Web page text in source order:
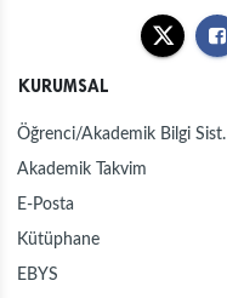
KURUMSAL
Öğrenci/Akademik Bilgi Sist.
Akademik Takvim
E-Posta
Kütüphane
EBYS